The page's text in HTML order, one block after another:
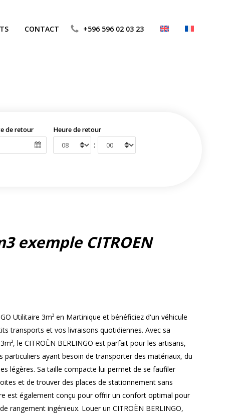
CONTACT +596 596 02 03 23
de retour Heure de retour
:
exemple CITROEN
Utilitaire 3m³ en Martinique et bénéficiez d'un véhicule
transports et vos livraisons quotidiennes. Avec sa
le CITROËN BERLINGO est parfait pour les artisans,
particuliers ayant besoin de transporter des matériaux, du
légères. Sa taille compacte lui permet de se faufiler
et de trouver des places de stationnement sans
est également conçu pour offrir un confort optimal pour
rangement ingénieux. Louer un CITROËN BERLINGO,